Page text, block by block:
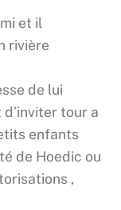
et il
rivière
de lui
tour a
enfants
de Hoedic ou
,